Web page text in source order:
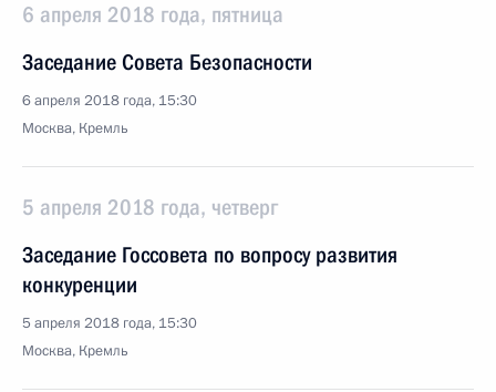
6 апреля 2018 года, пятница
Заседание Совета Безопасности
6 апреля 2018 года, 15:30
Москва, Кремль
5 апреля 2018 года, четверг
Заседание Госсовета по вопросу развития
конкуренции
5 апреля 2018 года, 15:30
Москва, Кремль